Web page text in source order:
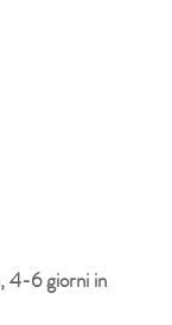
4-6 giorni in